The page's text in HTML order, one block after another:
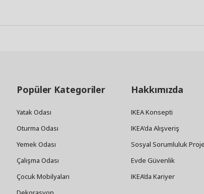
Popüler Kategoriler
Yatak Odası
Oturma Odası
Yemek Odası
Çalışma Odası
Çocuk Mobilyaları
Hakkımızda
IKEA Konsepti
IKEA'da Alışveriş
Sosyal Sorumluluk
Evde Güvenlik
IKEA’da Kariyer